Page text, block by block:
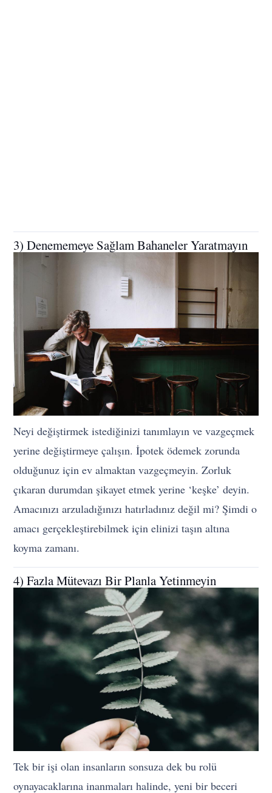
3) Denememeye Sağlam Bahaneler Yaratmayın
Neyi değiştirmek istediğinizi tanımlayın ve vazgeçmek
yerine değiştirmeye çalışın. İpotek ödemek zorunda
olduğunuz için ev almaktan vazgeçmeyin. Zorluk
çıkaran durumdan şikayet etmek yerine ‘keşke’ deyin.
Amacınızı arzuladığınızı hatırladınız değil mi? Şimdi o
amacı gerçekleştirebilmek için elinizi taşın altına
koyma zamanı.
4) Fazla Mütevazı Bir Planla Yetinmeyin
Tek bir işi olan insanların sonsuza dek bu rolü
oynayacaklarına inanmaları halinde, yeni bir beceri